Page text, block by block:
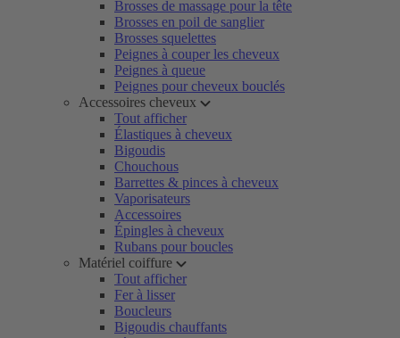
Brosses de massage pour la tête
Brosses en poil de sanglier
Brosses squelettes
Peignes à couper les cheveux
Peignes à queue
Peignes pour cheveux bouclés
Accessoires cheveux
Tout afficher
Élastiques à cheveux
Bigoudis
Chouchous
Barrettes & pinces à cheveux
Vaporisateurs
Accessoires
Épingles à cheveux
Rubans pour boucles
Matériel coiffure
Tout afficher
Fer à lisser
Boucleurs
Bigoudis chauffants